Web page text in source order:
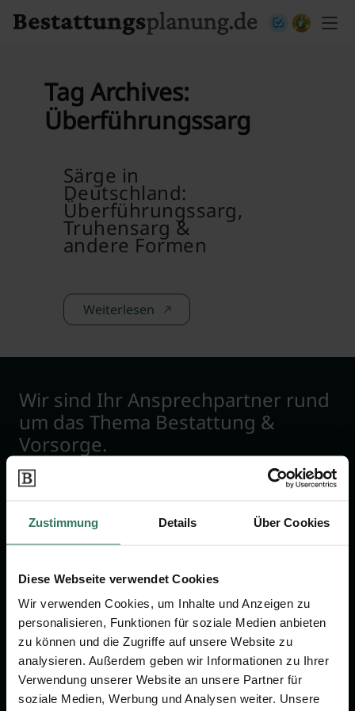
Zustimmung Details Über Cookies
Diese Webseite verwendet Cookies
Wir verwenden Cookies, um Inhalte und Anzeigen zu
personalisieren, Funktionen für soziale Medien anbieten
zu können und die Zugriffe auf unsere Website zu
analysieren. Außerdem geben wir Informationen zu Ihrer
Verwendung unserer Website an unsere Partner für
soziale Medien, Werbung und Analysen weiter. Unsere
Tag Archives:
Überführungssarg
Särge in
Deutschland:
Überführungssarg,
Truhensarg &
andere Formen
Weiterlesen
Wir sind Ihr Ansprechpartner rund
um das Thema Bestattung &
Vorsorge.
Vergleich
Ratgeber
Verzeichnis
Wissenswertes
Über uns
Online-Portal
Kostenlos registrieren